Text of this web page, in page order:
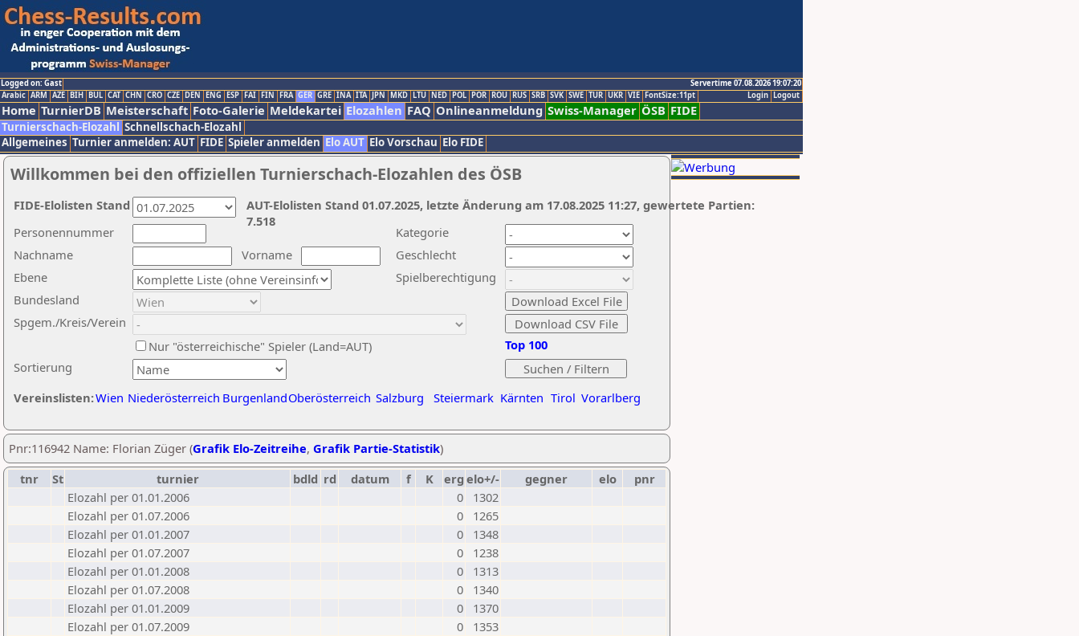
Logged on: Gast
Servertime 07.08.2026 19:07:20
Logout
Login
Arabic ARM AZE BIH BUL CAT CHN CRO CZE DEN ENG ESP FAI FIN FRA GER GRE INA ITA JPN MKD LTU NED POL POR ROU RUS SRB SVK SWE TUR UKR VIE FontSize:11pt
Home TurnierDB Meisterschaft Foto-Galerie Meldekartei Elozahlen FAQ Onlineanmeldung Swiss-Manager ÖSB FIDE
Turnierschach-Elozahl Schnellschach-Elozahl
Allgemeines Turnier anmelden: AUT FIDE Spieler anmelden Elo AUT Elo Vorschau Elo FIDE
Willkommen bei den offiziellen Turnierschach-Elozahlen des ÖSB
Nachname
Vorname
Ebene
Kategorie
Sortierung
Personennummer
Bundesland
Spgem./Kreis/Verein
Geschlecht
Nur "österreichische" Spieler (Land=AUT)
Spielberechtigung
Vereinslisten:Wien Niederösterreich BurgenlandOberösterreich Salzburg Steiermark Kärnten Tirol Vorarlberg
Top 100
AUT-Elolisten Stand 01.07.2025, letzte Änderung am 17.08.2025 11:27, gewertete Partien:
7.518
FIDE-Elolisten Stand
Pnr:116942 Name: Florian Züger (Grafik Elo-Zeitreihe, Grafik Partie-Statistik)
tnr
St turnier bdld rd datum f K erg elo+/- gegner elo
pnr
Elozahl per 01.01.2006
0
1302
Elozahl per 01.07.2006
0
1265
Elozahl per 01.01.2007
0
1348
Elozahl per 01.07.2007
0
1238
Elozahl per 01.01.2008
0
1313
Elozahl per 01.07.2008
0
1340
Elozahl per 01.01.2009
0
1370
Elozahl per 01.07.2009
0
1353